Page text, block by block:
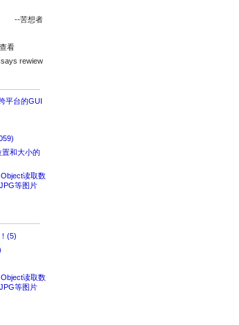
--苦想者
看
rewiew
平台的GUI
和大小的
读取数
等图片
(5)
读取数
等图片